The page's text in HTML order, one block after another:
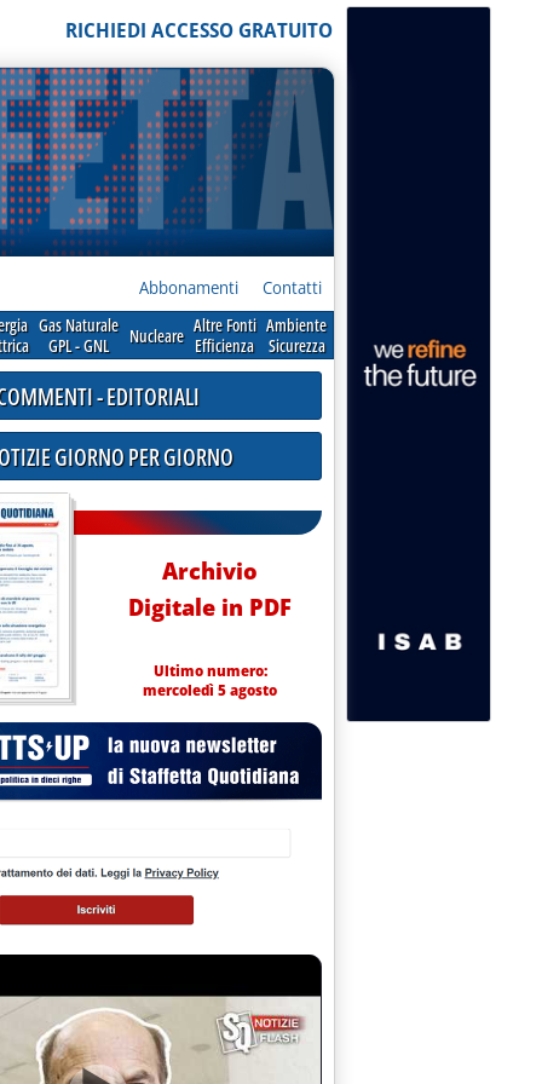
RICHIEDI ACCESSO GRATUITO
Abbonamenti Contatti
Gas Naturale
GPL - GNL
Nucleare Altre Fonti
Efficienza
Ambiente
Sicurezza
- EDITORIALI
GIORNO PER GIORNO
Archivio
Digitale in PDF
Ultimo numero:
mercoledì 5 agosto